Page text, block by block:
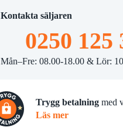
Kontakta säljaren
0250 125
Mån–Fre: 08.00-18.00 & Lör:
Trygg betalningmed
Läs mer